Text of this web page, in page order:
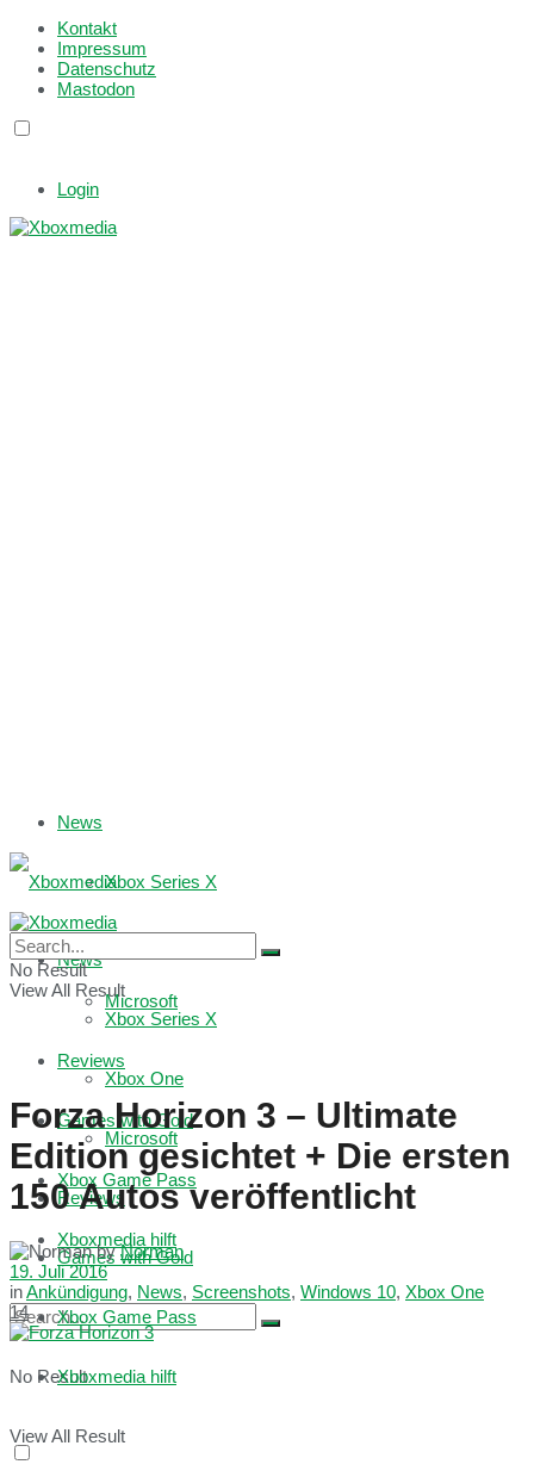
Kontakt
Impressum
Datenschutz
Mastodon
Login
News
Xbox Series X
Microsoft
Reviews
Games with Gold
Xbox Game Pass
Xboxmedia hilft
No Result
View All Result
News
Xbox Series X
Xbox One
Microsoft
Reviews
Games with Gold
Xbox Game Pass
Xboxmedia hilft
No Result
View All Result
Forza Horizon 3 – Ultimate
Edition gesichtet + Die ersten
150 Autos veröffentlicht
by Norman
19. Juli 2016
inAnkündigung, News, Screenshots, Windows 10, Xbox One
14